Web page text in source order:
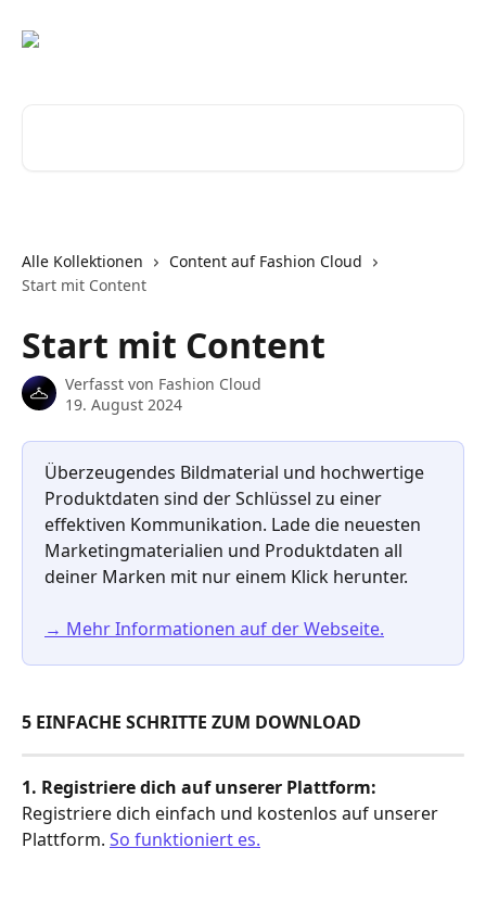
Alle Kollektionen
Content auf Fashion Cloud
Start mit Content
Start mit Content
Verfasst von Fashion Cloud
19. August 2024
Überzeugendes Bildmaterial und hochwertige
Produktdaten sind der Schlüssel zu einer
effektiven Kommunikation. Lade die neuesten
Marketingmaterialien und Produktdaten all
deiner Marken mit nur einem Klick herunter.
→ Mehr Informationen auf der Webseite.
5 EINFACHE SCHRITTE ZUM DOWNLOAD
1. Registriere dich auf unserer Plattform:
Registriere dich einfach und kostenlos auf unserer
Plattform. So funktioniert es.